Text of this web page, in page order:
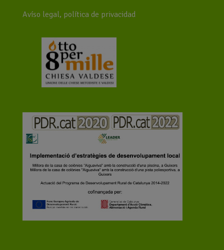
Avíso legal, política de privacidad